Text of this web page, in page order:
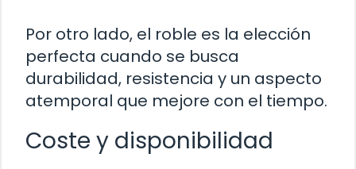
Por otro lado, el roble es la elección
perfecta cuando se busca
durabilidad, resistencia y un aspecto
atemporal que mejore con el tiempo.
Coste y disponibilidad